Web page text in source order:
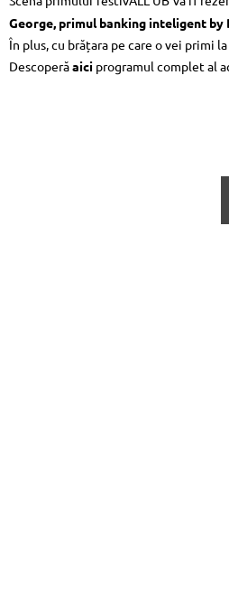
George, primul banking inteligent by
În plus, cu brățara pe care o vei primi
Descoperăaici programul complet al